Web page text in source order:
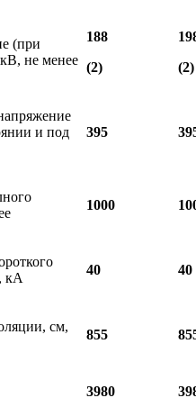
(при
не менее
188
(2)
(2)
и под
395
1000
кА
40 40
см,
855
3980